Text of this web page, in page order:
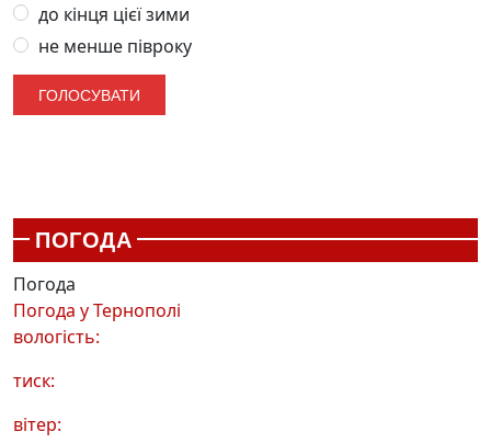
до кінця цієї зими
не менше півроку
ПОГОДА
Погода
Погода уТернополі
вологість:
тиск:
вітер: